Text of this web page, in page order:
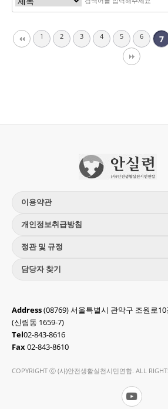
1 2 3 4 5 6 7
이용약관
개인정보취급방침
정관 및 규정
담당자 찾기
Address(08769) 서울특별시 관악구 조원로
(신림동 1659-7)
Tel02-843-8616
Fax02-843-8610
COPYRIGHT ⓒ (사)안전생활실천시민연합. ALL